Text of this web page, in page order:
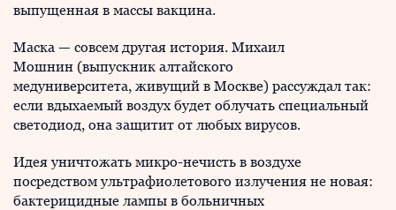
выпущенная в массы вакцина.
Маска — совсем другая история. Михаил
Мошнин (выпускник алтайского
медуниверситета, живущий в Москве) рассуждал так:
если вдыхаемый воздух будет облучать специальный
светодиод, она защитит от любых вирусов.
Идея уничтожать микро-нечисть в воздухе
посредством ультрафиолетового излучения не новая:
бактерицидные лампы в больничных